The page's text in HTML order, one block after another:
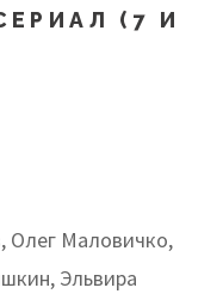
(7 И
Олег Маловичко,
Эльвира